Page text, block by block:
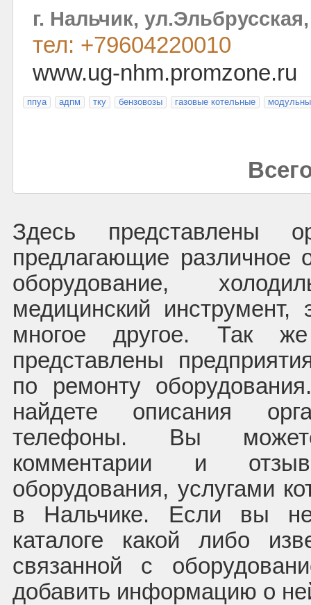
г. Нальчик,
тел: +79604220010
www.ug-nhm.promzone.ru
ппуа адпм тку бензовозы газовые котельные
Здесь представлены
предлагающие различное
оборудование,
медицинский инструмент,
многое другое. Так
представлены
по ремонту
найдете описания
телефоны. Вы
комментарии и
оборудования, услугами
в Нальчике. Если вы
каталоге какой либо
связанной с
добавить информацию о